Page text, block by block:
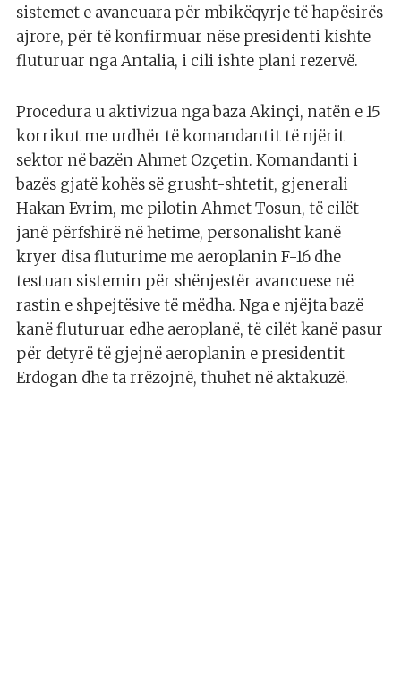
sistemet e avancuara për mbikëqyrje të hapësirës
ajrore, për të konfirmuar nëse presidenti kishte
fluturuar nga Antalia, i cili ishte plani rezervë.
Procedura u aktivizua nga baza Akinçi, natën e 15
korrikut me urdhër të komandantit të njërit
sektor në bazën Ahmet Ozçetin. Komandanti i
bazës gjatë kohës së grusht-shtetit, gjenerali
Hakan Evrim, me pilotin Ahmet Tosun, të cilët
janë përfshirë në hetime, personalisht kanë
kryer disa fluturime me aeroplanin F-16 dhe
testuan sistemin për shënjestër avancuese në
rastin e shpejtësive të mëdha. Nga e njëjta bazë
kanë fluturuar edhe aeroplanë, të cilët kanë pasur
për detyrë të gjejnë aeroplanin e presidentit
Erdogan dhe ta rrëzojnë, thuhet në aktakuzë.